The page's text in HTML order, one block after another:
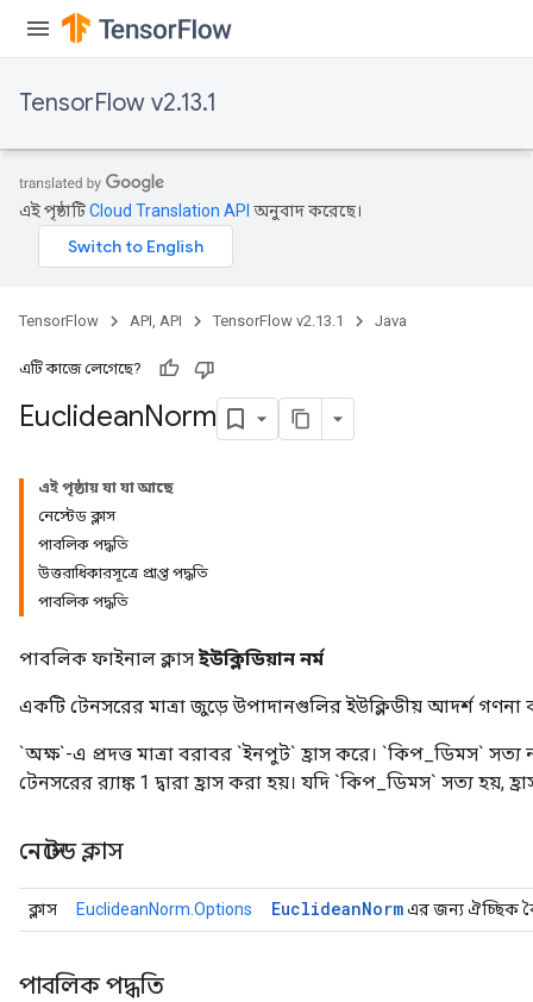
TensorFlow v2.13.1
এই পৃষ্ঠাটিCloud Translation API অনুবাদ করেছে।
TensorFlow API, API TensorFlow v2.13.1 Java
এটি কাজে লেগেছে?
EuclideanNorm
এই পৃষ্ঠায় যা যা আছে
নেস্টেড ক্লাস
পাবলিক পদ্ধতি
উত্তরাধিকারসূত্রে প্রাপ্ত পদ্ধতি
পাবলিক পদ্ধতি
পাবলিক ফাইনাল ক্লাস ইউক্লিডিয়ান নর্ম
একটি টেনসরের মাত্রা জুড়ে উপাদানগুলির ইউক্লিডীয় আদর্শ গণনা
`অক্ষ`-এ প্রদত্ত মাত্রা বরাবর `ইনপুট` হ্রাস করে। `কিপ_ডিমস` সত্য
টেনসরের র‍্যাঙ্ক 1 দ্বারা হ্রাস করা হয়। যদি `কিপ_ডিমস` সত্য হয়,
নেস্টেড ক্লাস
ক্লাস EuclideanNorm.Options EuclideanNormএর জন্য ঐচ্ছিক
পাবলিক পদ্ধতি